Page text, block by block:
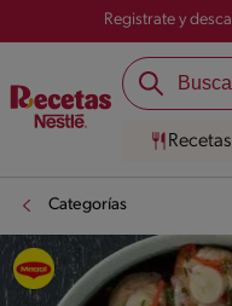
Registrate y
Recetas
Categorías